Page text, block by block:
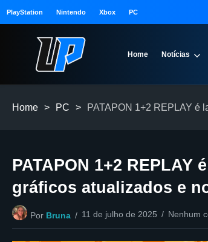
PlayStation Nintendo Xbox PC
Home Notícias
Home > PC > PATAPON 1+2 REPLAY é
PATAPON 1+2 REPLAY
gráficos atualizados e
Por Bruna 11 de julho de 2025 Nenhum